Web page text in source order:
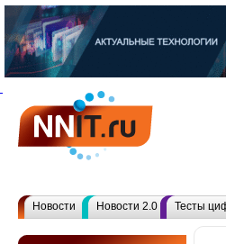
Новости Новости 2.0 Тесты